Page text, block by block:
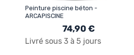
Peinture piscine béton -
ARCAPISCINE
74,90 €
Livré sous 3 à 5 jours